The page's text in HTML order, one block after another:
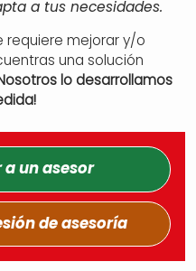
a tus necesidades.
requiere mejorar y/o
una solución
lo desarrollamos
a unasesor
de asesoría